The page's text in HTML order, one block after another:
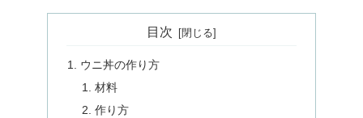
目次
ウニ丼の作り方
材料
作り方